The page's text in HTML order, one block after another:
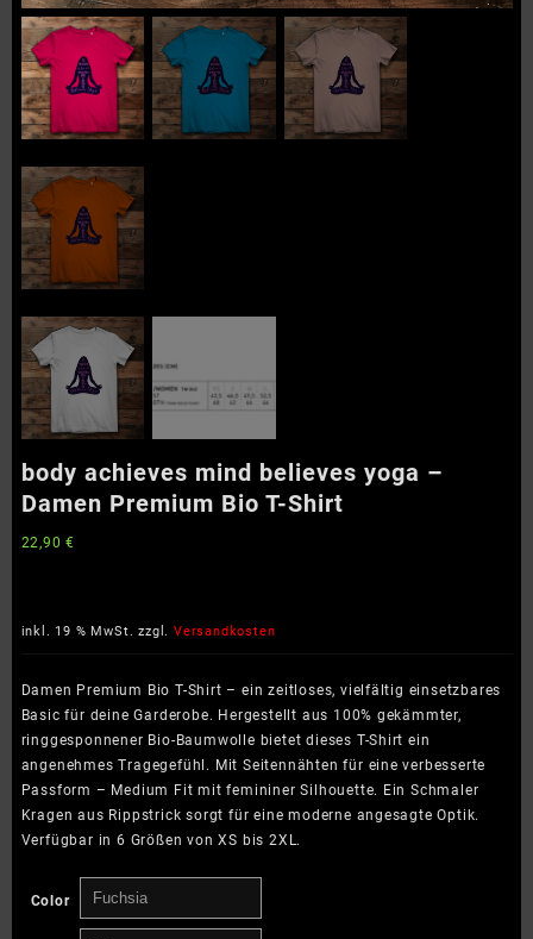
body achieves mind believes yoga –
Damen Premium Bio T-Shirt
22,90€
inkl. 19 % MwSt. zzgl. Versandkosten
Damen Premium Bio T-Shirt – ein zeitloses, vielfältig einsetzbares
Basic für deine Garderobe. Hergestellt aus 100% gekämmter,
ringgesponnener Bio-Baumwolle bietet dieses T-Shirt ein
angenehmes Tragegefühl. Mit Seitennähten für eine verbesserte
Passform – Medium Fit mit femininer Silhouette. Ein Schmaler
Kragen aus Rippstrick sorgt für eine moderne angesagte Optik.
Verfügbar in 6 Größen von XS bis 2XL.
Color